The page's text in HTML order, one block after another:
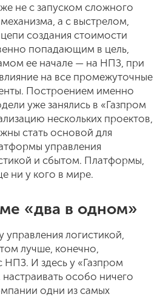
не с запуском сложного
а с выстрелом,
создания стоимости
попадающим в цель,
ее начале — на НПЗ, при
на все промежуточные
Построением именно
уже занялись в «Газпром
нескольких проектов,
стать основой для
управления
и сбытом. Платформы,
ни у кого в мире.
«два в одном»
управления логистикой,
лучше, конечно,
НПЗ. И здесь у «Газпром
настраивать особо ничего
одни из самых